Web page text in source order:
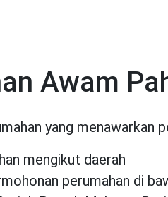
Awam
yang menawarkan
mengikut daerah
perumahan di